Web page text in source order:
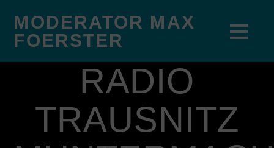
MODERATOR MAX
FOERSTER
RADIO
TRAUSNITZ